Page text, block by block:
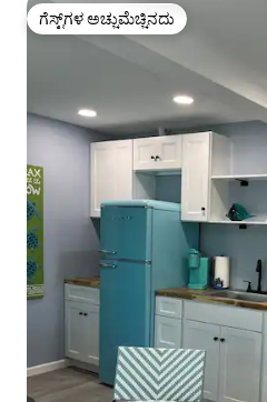
ಗೆಸ್ಟ್‌ಗಳ ಅಚ್ಚುಮೆಚ್ಚಿನದು
ಗೆಸ್ಟ್‌ಗಳ ಅಚ್ಚುಮೆಚ್ಚಿನದು